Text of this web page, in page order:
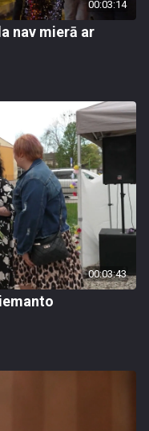
00:03:14
nav mierā ar
00:03:43